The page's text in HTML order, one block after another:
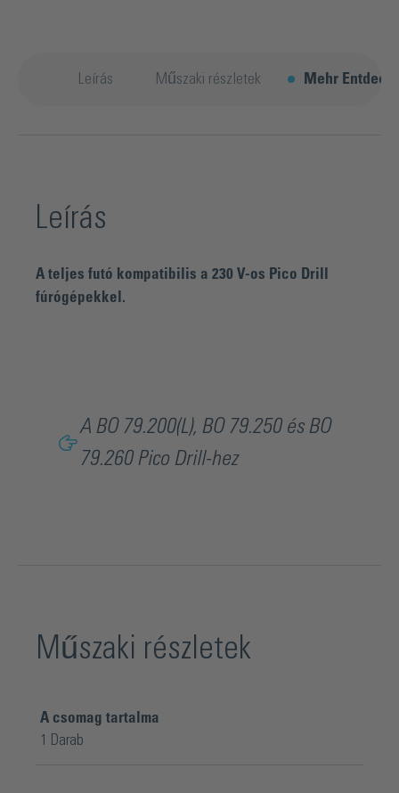
Leírás Műszaki részletek Mehr
Leírás
A teljes futó kompatibilis a 230 V-os Pico Drill
fúrógépekkel.
A BO 79.200(L), BO 79.250 és BO
79.260 Pico Drill-hez
Műszaki részletek
A csomag tartalma
1 Darab